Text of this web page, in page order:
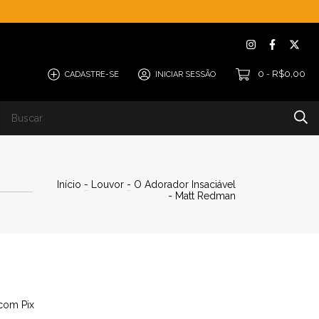
CADASTRE-SE INICIAR SESSÃO 0 - R$0,00
W4 Eternos
Início - Louvor - O Adorador Insaciável
- Matt Redman
Pix